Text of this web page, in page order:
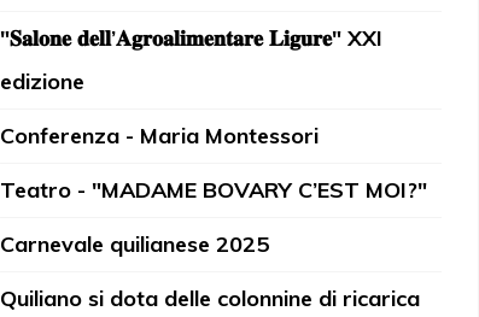
"𝐒𝐚𝐥𝐨𝐧𝐞 𝐝𝐞𝐥𝐥’𝐀𝐠𝐫𝐨𝐚𝐥𝐢𝐦𝐞𝐧𝐭𝐚𝐫𝐞 𝐋𝐢𝐠𝐮𝐫𝐞" XXI
edizione
Conferenza - Maria Montessori
Teatro - "MADAME BOVARY C’EST MOI?"
Carnevale quilianese 2025
Quiliano si dota delle colonnine di ricarica